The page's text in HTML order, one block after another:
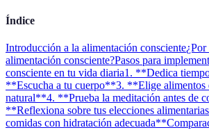
Índice
Introducción a la alimentación consciente¿Por
alimentación consciente?Pasos para
consciente en tu vida diaria1. **Dedica
**Escucha a tu cuerpo**3. **Elige alimentos
natural**4. **Prueba la meditación antes de
**Reflexiona sobre tus elecciones
comidas con hidratación adecuada**